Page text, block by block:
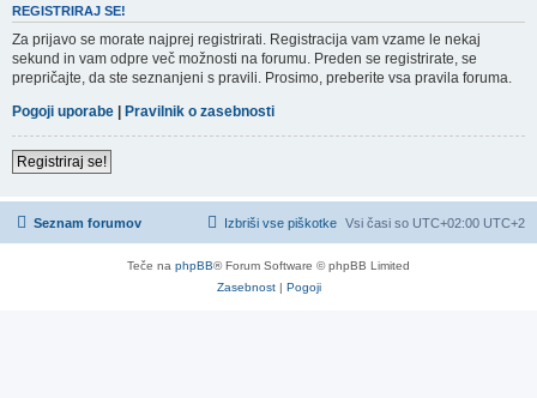
REGISTRIRAJ SE!
Za prijavo se morate najprej registrirati. Registracija vam vzame le nekaj
sekund in vam odpre več možnosti na forumu. Preden se registrirate, se
prepričajte, da ste seznanjeni s pravili. Prosimo, preberite vsa pravila foruma.
Pogoji uporabe | Pravilnik o zasebnosti
Registriraj se!
Seznam forumov Vsi časi so UTC+02:00 UTC+2
Izbriši vse piškotke
Teče na phpBB® Forum Software © phpBB Limited
Zasebnost| Pogoji